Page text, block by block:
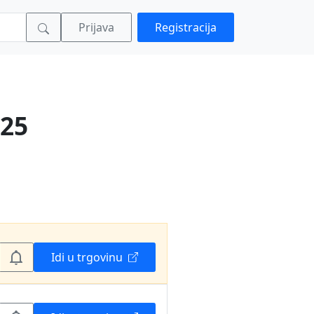
Prijava Registracija
Idi u trgovinu